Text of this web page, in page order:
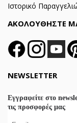
Ιστορικό
ΑΚΟΛΟΥΘΗΣΤΕ
NEWSLETTER
Εγγραφείτε στο
τις προσφορές μας